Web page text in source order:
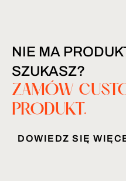
NIE MA
SZUKASZ?
ZAMÓW
PRODUKT.
DOWIEDZ SIĘ